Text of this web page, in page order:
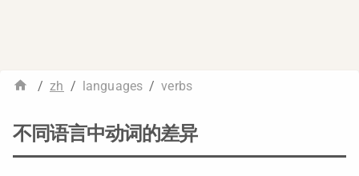
/ zh / languages / verbs
不同语言中动词的差异